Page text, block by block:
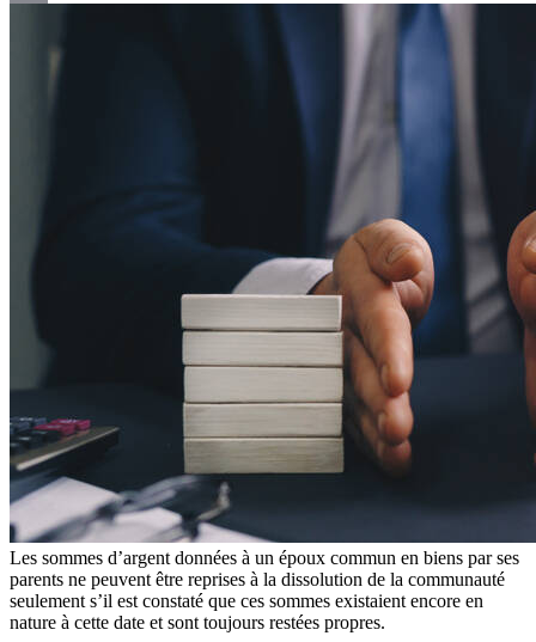
Les sommes d’argent données à un époux commun en biens par ses
parents ne peuvent être reprises à la dissolution de la communauté
seulement s’il est constaté que ces sommes existaient encore en
nature à cette date et sont toujours restées propres.